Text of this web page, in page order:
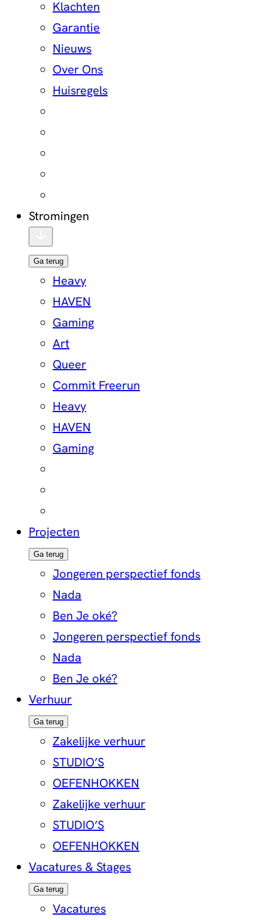
Klachten
Garantie
Nieuws
Over Ons
Huisregels
Stromingen
Ga terug
Heavy
HAVEN
Gaming
Art
Queer
Commit Freerun
Heavy
HAVEN
Gaming
Projecten
Ga terug
Jongeren perspectief fonds
Nada
Ben Je oké?
Jongeren perspectief fonds
Nada
Ben Je oké?
Verhuur
Ga terug
Zakelijke verhuur
STUDIO’S
OEFENHOKKEN
Zakelijke verhuur
STUDIO’S
OEFENHOKKEN
Vacatures & Stages
Ga terug
Vacatures